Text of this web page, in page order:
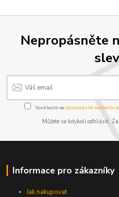
Nepropásněte
Souhlasím se zpracováním osobních
Můžete se kdykoli odhlásit.
Informace pro zákazníky
Jak nakupovat